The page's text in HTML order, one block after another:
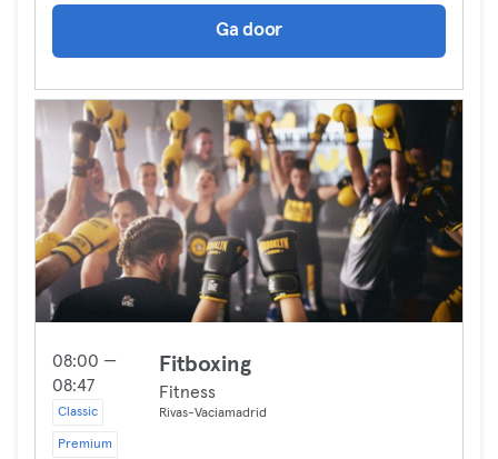
Ga door
08:00 —
08:47
Classic
Premium
Fitboxing
Fitness
Rivas-Vaciamadrid